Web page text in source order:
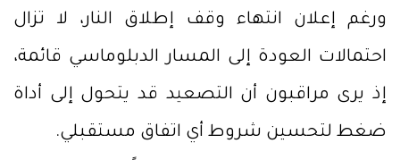
ورغم إعلان انتهاء وقف إطلاق النار، لا تزال
احتمالات العودة إلى المسار الدبلوماسي قائمة،
إذ يرى مراقبون أن التصعيد قد يتحول إلى أداة
ضغط لتحسين شروط أي اتفاق مستقبلي.